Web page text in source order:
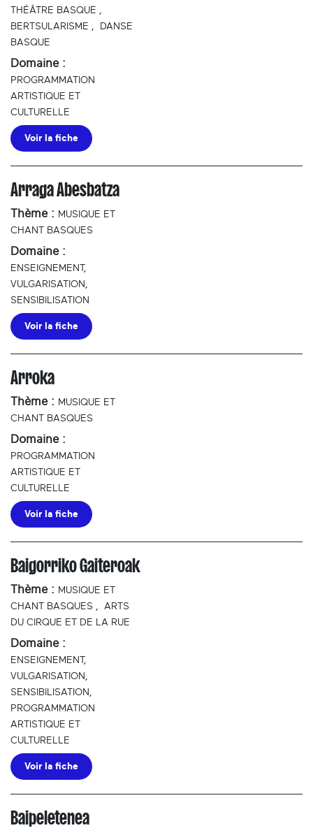
THÉÂTRE BASQUE ,
BERTSULARISME ,
DANSE
BASQUE
Domaine :
PROGRAMMATION
ARTISTIQUE ET
CULTURELLE
Voir la fiche
Arraga Abesbatza
Thème : MUSIQUE ET
CHANT BASQUES
Domaine :
ENSEIGNEMENT,
VULGARISATION,
SENSIBILISATION
Voir la fiche
Arroka
Thème : MUSIQUE ET
CHANT BASQUES
Domaine :
PROGRAMMATION
ARTISTIQUE ET
CULTURELLE
Voir la fiche
Baigorriko Gaiteroak
Thème : MUSIQUE ET
CHANT BASQUES , ARTS
DU CIRQUE ET DE LA RUE
Domaine :
ENSEIGNEMENT,
VULGARISATION,
SENSIBILISATION,
PROGRAMMATION
ARTISTIQUE ET
CULTURELLE
Voir la fiche
Baipeletenea